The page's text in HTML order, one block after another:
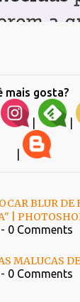
mais gosta?
| |
BLUR DE
|
0 Comments
MALUCAS
0 Comments